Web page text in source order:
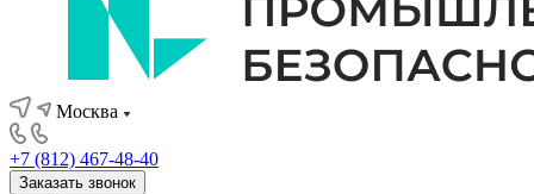
Москва
+7 (812) 467-48-40
Заказать звонок